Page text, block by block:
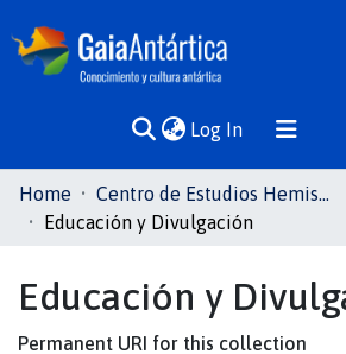
Log In(current)
Communities
& Collections
Statistics
Home
Centro de Estudios Hemisféricos y Polares
Educación y Divulgación
Educación y
Permanent URI for this collection